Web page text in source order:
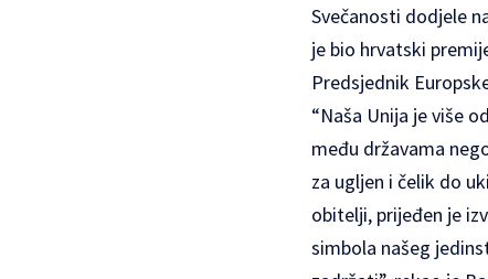
Svečanosti dodjele
je bio hrvatski
Predsjednik
“Naša Unija je više
među državama
za ugljen i čelik do
obitelji, prijeđen je
simbola našeg